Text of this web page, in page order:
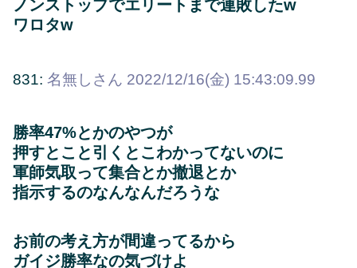
ノンストップでエリートまで連敗したw
ワロタw
831: 名無しさん 2022/12/16(金) 15:43:09.99
勝率47%とかのやつが
押すとこと引くとこわかってないのに
軍師気取って集合とか撤退とか
指示するのなんなんだろうな
お前の考え方が間違ってるから
ガイジ勝率なの気づけよ